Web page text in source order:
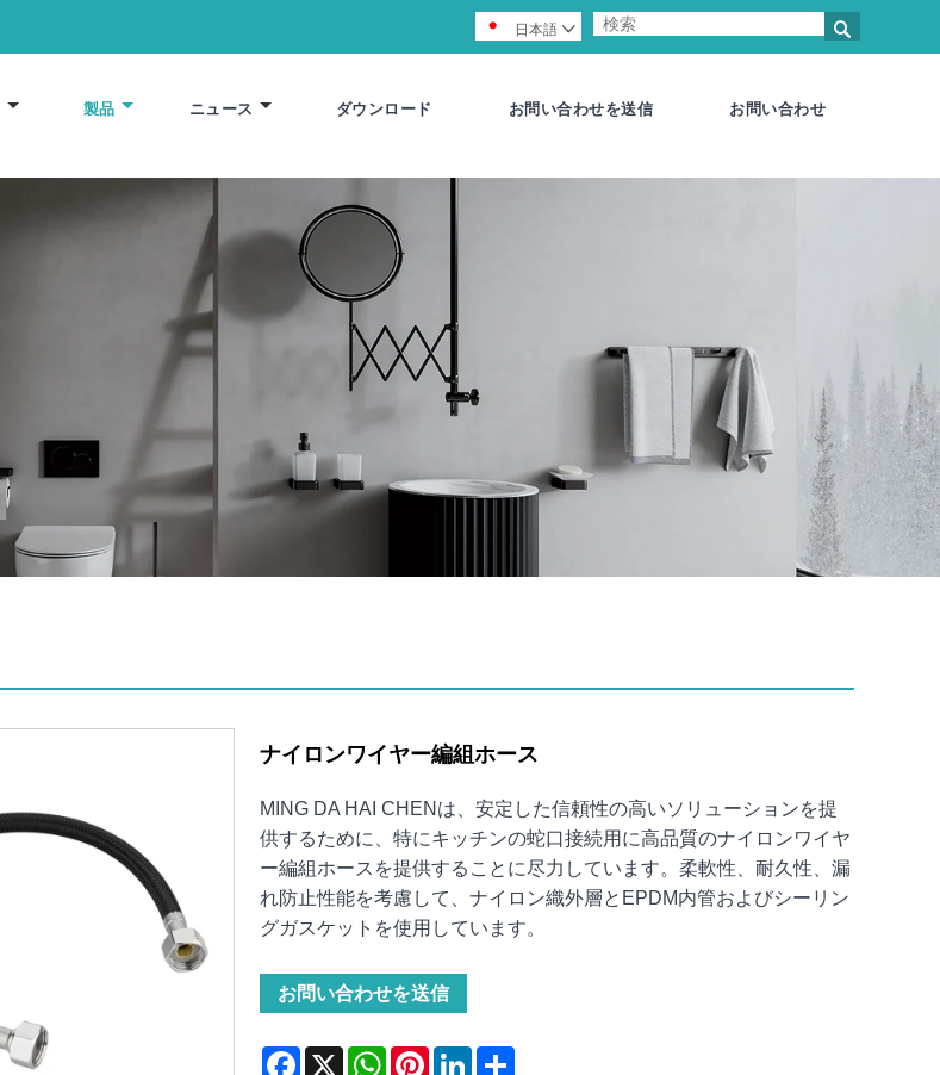

日本語 
製品 ニュース ダウンロード お問い合わせを送信 お問い合わせ
ナイロンワイヤー編組ホース
MING DA HAI CHENは、安定した信頼性の高いソリューションを提
供するために、特にキッチンの蛇口接続用に高品質のナイロンワイヤ
ー編組ホースを提供することに尽力しています。柔軟性、耐久性、漏
れ防止性能を考慮して、ナイロン織外層とEPDM内管およびシーリン
グガスケットを使用しています。
お問い合わせを送信
Facebook
X WhatsAppPinterestLinkedInShare